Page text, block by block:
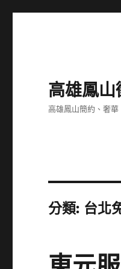
高雄鳳
高雄鳳山簡約、奢
分類: 台北